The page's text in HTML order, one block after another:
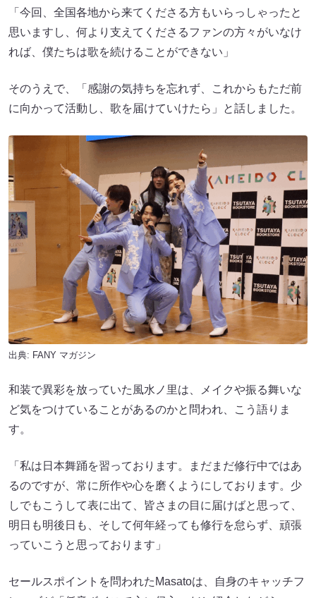
「今回、全国各地から来てくださる方もいらっしゃったと
思いますし、何より支えてくださるファンの方々がいなけ
れば、僕たちは歌を続けることができない」
そのうえで、「感謝の気持ちを忘れず、これからもただ前
に向かって活動し、歌を届けていけたら」と話しました。
出典: FANY マガジン
和装で異彩を放っていた風水ノ里は、メイクや振る舞いな
ど気をつけていることがあるのかと問われ、こう語りま
す。
「私は日本舞踊を習っております。まだまだ修行中ではあ
るのですが、常に所作や心を磨くようにしております。少
しでもこうして表に出て、皆さまの目に届けばと思って、
明日も明後日も、そして何年経っても修行を怠らず、頑張
っていこうと思っております」
セールスポイントを問われたMasatoは、自身のキャッチフ